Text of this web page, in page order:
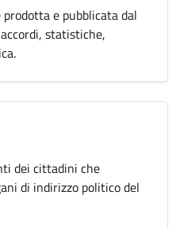
e pubblicata dal
statistiche,
dei cittadini che
di indirizzo politico del